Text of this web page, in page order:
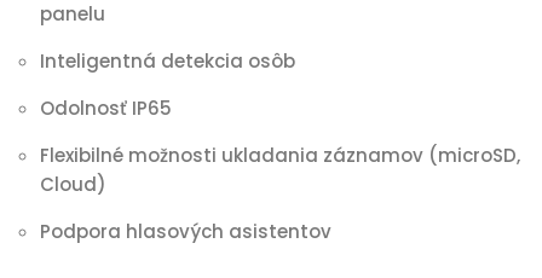
panelu
Inteligentná detekcia osôb
Odolnosť IP65
Flexibilné možnosti ukladania záznamov (microSD,
Cloud)
Podpora hlasových asistentov